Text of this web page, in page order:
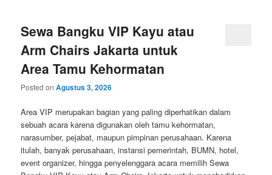
Sewa Bangku VIP Kayu atau
Arm Chairs Jakarta untuk
Area Tamu Kehormatan
Posted onAgustus 3, 2026
Area VIP merupakan bagian yang paling diperhatikan dalam
sebuah acara karena digunakan oleh tamu kehormatan,
narasumber, pejabat, maupun pimpinan perusahaan. Karena
itulah, banyak perusahaan, instansi pemerintah, BUMN, hotel,
event organizer, hingga penyelenggara acara memilih Sewa